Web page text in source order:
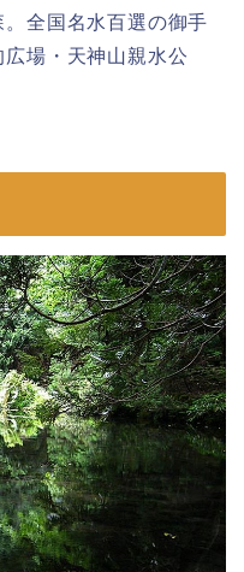
全国名水百選の御手
場・天神山親水公